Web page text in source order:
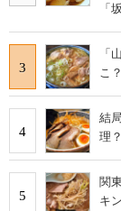
「
3
「
こ？
4
結
理
5
関
キ